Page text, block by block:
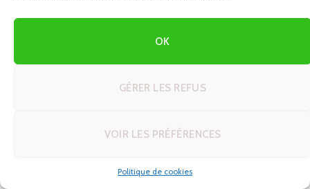
OK
GÉRER LES REFUS
VOIR LES PRÉFÉRENCES
Politique de cookies
L’idée de “folie” et d’excès colle finalement bien au
concept : rayons surchargés, prix cassés, promotions
permanentes, lumières et musiques omniprésentes.
surprise : on ne visite pas un monument littéraire, mais